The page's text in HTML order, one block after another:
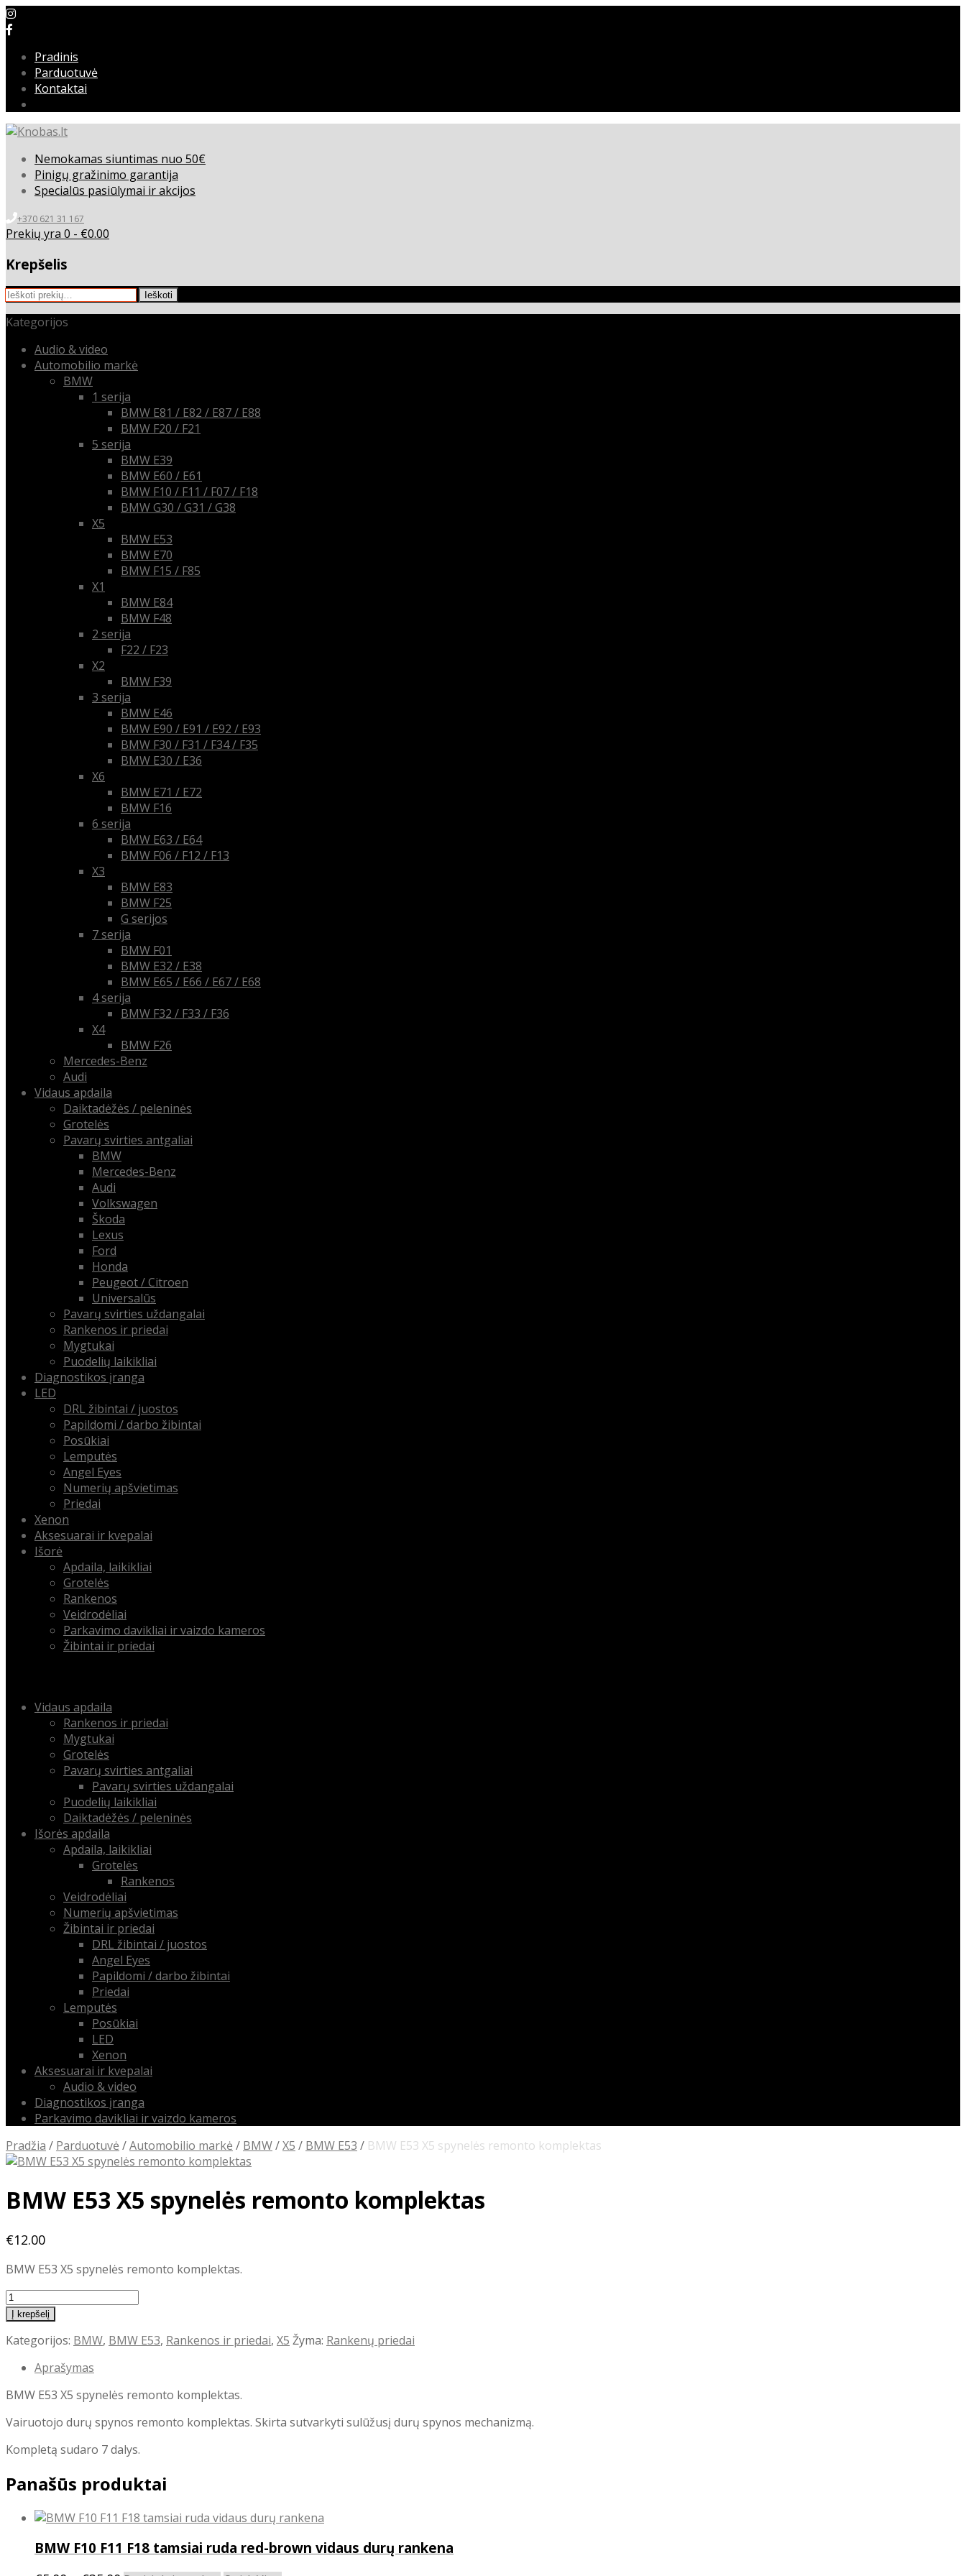
Pradinis
Parduotuvė
Kontaktai
Nemokamas siuntimas nuo 50€
Pinigų gražinimo garantija
Specialūs pasiūlymai ir akcijos
+370 621 31 167
Prekių yra 0 - €0.00
Krepšelis
Ieškoti: Ieškoti
Kategorijos
Audio & video
Automobilio markė
BMW
1 serija
BMW E81 / E82 / E87 / E88
BMW F20 / F21
5 serija
BMW E39
BMW E60 / E61
BMW F10 / F11 / F07 / F18
BMW G30 / G31 / G38
X5
BMW E53
BMW E70
BMW F15 / F85
X1
BMW E84
BMW F48
2 serija
F22 / F23
X2
BMW F39
3 serija
BMW E46
BMW E90 / E91 / E92 / E93
BMW F30 / F31 / F34 / F35
BMW E30 / E36
X6
BMW E71 / E72
BMW F16
6 serija
BMW E63 / E64
BMW F06 / F12 / F13
X3
BMW E83
BMW F25
G serijos
7 serija
BMW F01
BMW E32 / E38
BMW E65 / E66 / E67 / E68
4 serija
BMW F32 / F33 / F36
X4
BMW F26
Mercedes-Benz
Audi
Vidaus apdaila
Daiktadėžės / peleninės
Grotelės
Pavarų svirties antgaliai
BMW
Mercedes-Benz
Audi
Volkswagen
Škoda
Lexus
Ford
Honda
Peugeot / Citroen
Universalūs
Pavarų svirties uždangalai
Rankenos ir priedai
Mygtukai
Puodelių laikikliai
Diagnostikos įranga
LED
DRL žibintai / juostos
Papildomi / darbo žibintai
Posūkiai
Lemputės
Angel Eyes
Numerių apšvietimas
Priedai
Xenon
Aksesuarai ir kvepalai
Išorė
Apdaila, laikikliai
Grotelės
Rankenos
Veidrodėliai
Parkavimo davikliai ir vaizdo kameros
Žibintai ir priedai
Skip Vidaus apdaila
Rankenos ir priedai
Mygtukai
Grotelės
Pavarų svirties antgaliai
Pavarų svirties uždangalai
Puodelių laikikliai
Daiktadėžės / peleninės
Išorės apdaila
Apdaila, laikikliai
Grotelės
Rankenos
Veidrodėliai
Numerių apšvietimas
Žibintai ir priedai
DRL žibintai / juostos
Angel Eyes
Papildomi / darbo žibintai
Priedai
Lemputės
Posūkiai
LED
Xenon
Aksesuarai ir kvepalai
Audio & video
Diagnostikos įranga
Parkavimo davikliai ir vaizdo kameros
Pradžia / Parduotuvė /Automobilio markė / BMW/X5 / BMW E53 / BMW E53 X5 spynelės remonto komplektas
BMW E53 X5 spynelės remonto komplektas
€12.00
BMW E53 X5 spynelės remonto komplektas.
produkto
kiekis:
E53
spynelės
remonto
Į krepšelį
Kategorijos: BMW, BMW E53, Rankenos ir priedai, X5 Žyma: Rankenų priedai
Aprašymas
BMW E53 X5 spynelės remonto komplektas.
Vairuotojo durų spynos remonto komplektas. Skirta sutvarkyti sulūžusį durų spynos mechanizmą.
Kompletą sudaro 7 dalys.
Panašūs produktai
BMW F10 F11 F18 tamsiai ruda red-brown vidaus durų rankena